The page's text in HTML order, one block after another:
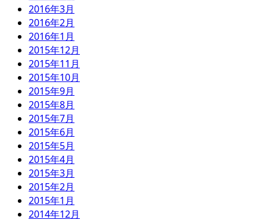
2016年3月
2016年2月
2016年1月
2015年12月
2015年11月
2015年10月
2015年9月
2015年8月
2015年7月
2015年6月
2015年5月
2015年4月
2015年3月
2015年2月
2015年1月
2014年12月